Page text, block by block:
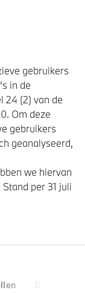
gebruikers
in de
24 (2) van de
Om deze
gebruikers
geanalyseerd,
we hiervan
per 31 juli